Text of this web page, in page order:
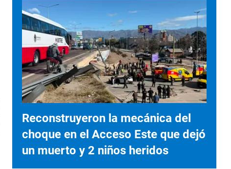
Reconstruyeron la mecánica del
choque en el Acceso Este que dejó
un muerto y 2 niños heridos